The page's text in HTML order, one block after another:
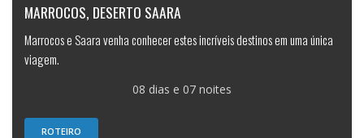
MARROCOS, DESERTO SAARA
Marrocos e Saara venha conhecer estes incríveis destinos em uma única
viagem.
08 dias e 07 noites
ROTEIRO